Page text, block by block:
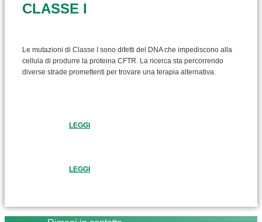
CLASSE I
Le mutazioni di Classe I sono difetti del DNA che impediscono alla
cellula di produrre la proteina CFTR. La ricerca sta percorrendo
diverse strade promettenti per trovare una terapia alternativa.
LEGGI
LEGGI